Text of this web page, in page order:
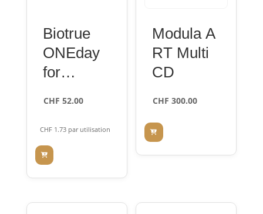
Biotrue
ONEday
for
CHF 52.00
CHF1.73par utilisation
Modula A
RT Multi
CD
CHF 300.00